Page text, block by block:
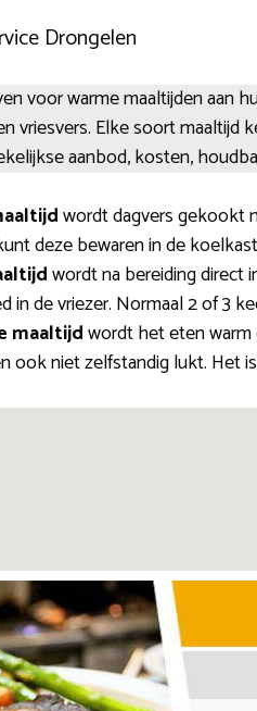
Drongelen
voor warme maaltijden aan
vriesvers. Elke soort
aanbod, kosten,
wordt dagvers gekookt
deze bewaren in de
wordt na bereiding direct
in de vriezer. Normaal 2 of 3
maaltijdwordt het eten warm
ook niet zelfstandig lukt. Het